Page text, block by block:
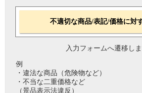
不適切な商品/表記/価格に対
入力フォームへ遷移しま
例
・違法な商品（危険物など）
・不当な二重価格など
（景品表示法違反）